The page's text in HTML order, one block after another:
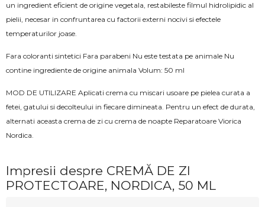
un ingredient eficient de origine vegetala, restabileste filmul hidrolipidic al
pielii, necesar in confruntarea cu factorii externi nocivi si efectele
temperaturilor joase.
Fara coloranti sintetici Fara parabeni Nu este testata pe animale Nu
contine ingrediente de origine animala Volum: 50 ml
MOD DE UTILIZARE Aplicati crema cu miscari usoare pe pielea curata a
fetei, gatului si decolteului in fiecare dimineata. Pentru un efect de durata,
alternati aceasta crema de zi cu crema de noapte Reparatoare Viorica
Nordica.
Impresii despre CREMĂ DE ZI
PROTECTOARE, NORDICA, 50 ML